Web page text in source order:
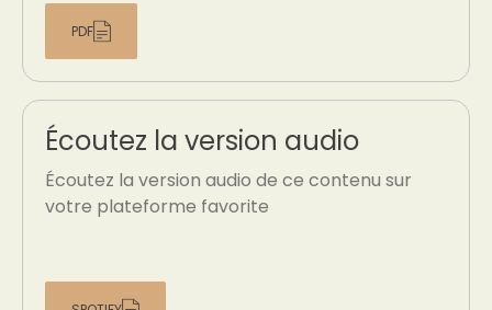
PDF
Écoutez la version audio
Écoutez la version audio de ce contenu sur
votre plateforme favorite